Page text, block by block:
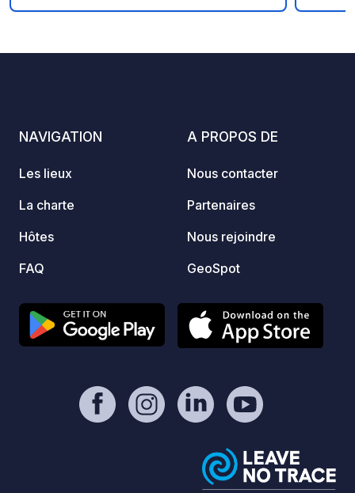
: pure, intime et inoubliable.
NAVIGATION
Les lieux
La charte
Hôtes
FAQ
A PROPOS DE
Nous contacter
Partenaires
Nous rejoindre
GeoSpot